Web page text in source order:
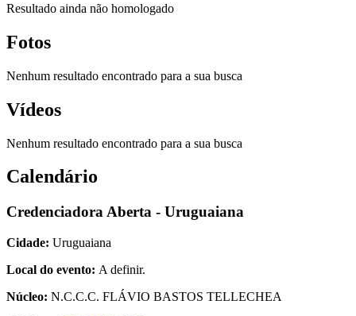
Resultado ainda não homologado
Fotos
Nenhum resultado encontrado para a sua busca
Vídeos
Nenhum resultado encontrado para a sua busca
Calendário
Credenciadora Aberta - Uruguaiana
Cidade: Uruguaiana
Local do evento: A definir.
Núcleo: N.C.C.C. FLÁVIO BASTOS TELLECHEA